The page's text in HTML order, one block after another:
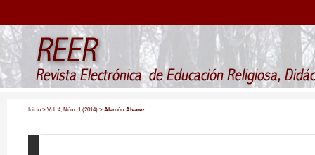
Inicio > Vol. 4, Núm. 1 (2014) > Alarcón Álvarez